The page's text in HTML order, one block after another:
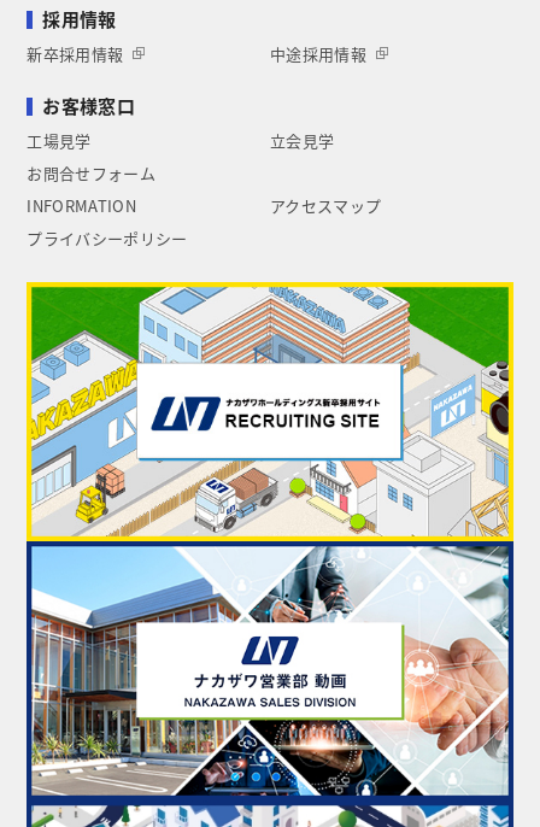
採用情報
新卒採用情報 中途採用情報
お客様窓口
工場見学
立会見学
お問合せフォーム
INFORMATION
アクセスマップ
プライバシーポリシー